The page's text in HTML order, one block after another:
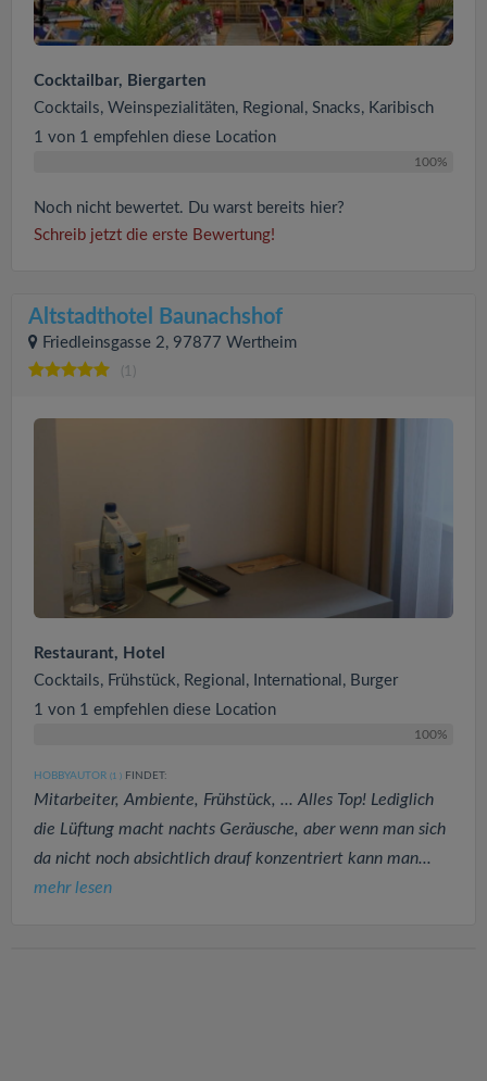
Cocktailbar, Biergarten
Cocktails, Weinspezialitäten, Regional, Snacks, Karibisch
1 von 1 empfehlen diese Location
100%
Noch nicht bewertet. Du warst bereits hier?
Schreib jetzt die erste Bewertung!
Altstadthotel Baunachshof
Friedleinsgasse 2, 97877 Wertheim
(1)
Restaurant, Hotel
Cocktails, Frühstück, Regional, International, Burger
1 von 1 empfehlen diese Location
100%
HOBBYAUTOR (1 ) FINDET:
Mitarbeiter, Ambiente, Frühstück, ... Alles Top! Lediglich
die Lüftung macht nachts Geräusche, aber wenn man sich
da nicht noch absichtlich drauf konzentriert kann man...
mehr lesen